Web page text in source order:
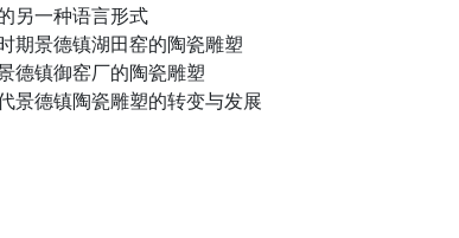
另一种语言形式
期景德镇湖田窑的陶瓷雕塑
德镇御窑厂的陶瓷雕塑
景德镇陶瓷雕塑的转变与发展